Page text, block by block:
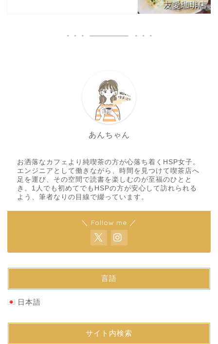
あんちゃん
お洒落なカフェより純喫茶の方が心落ち着くHSP女子。
エンジニアとして働きながら、時間を見つけて喫茶店へ
足を運び、その空間で読書を楽しむのが至福のひとと
き。1人でも初めてでもHSPの方が安心して訪れられる
よう、筆者なりの目線で綴っています。
＼ Follow me ／
言語
日本語
サイト内検索